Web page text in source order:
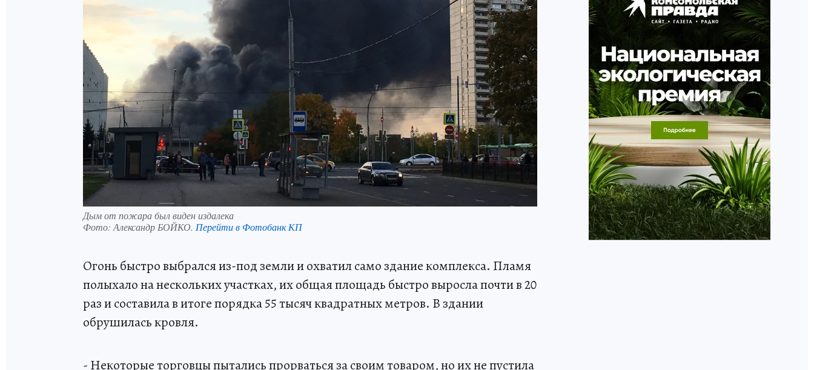
Дым от пожара был виден издалека
Фото: Александр БОЙКО. Перейти в Фотобанк КП
Огонь быстро выбрался из-под земли и охватил само здание комплекса. Пламя
полыхало на нескольких участках, их общая площадь быстро выросла почти в 20
раз и составила в итоге порядка 55 тысяч квадратных метров. В здании
обрушилась кровля.
- Некоторые торговцы пытались прорваться за своим товаром, но их не пустила